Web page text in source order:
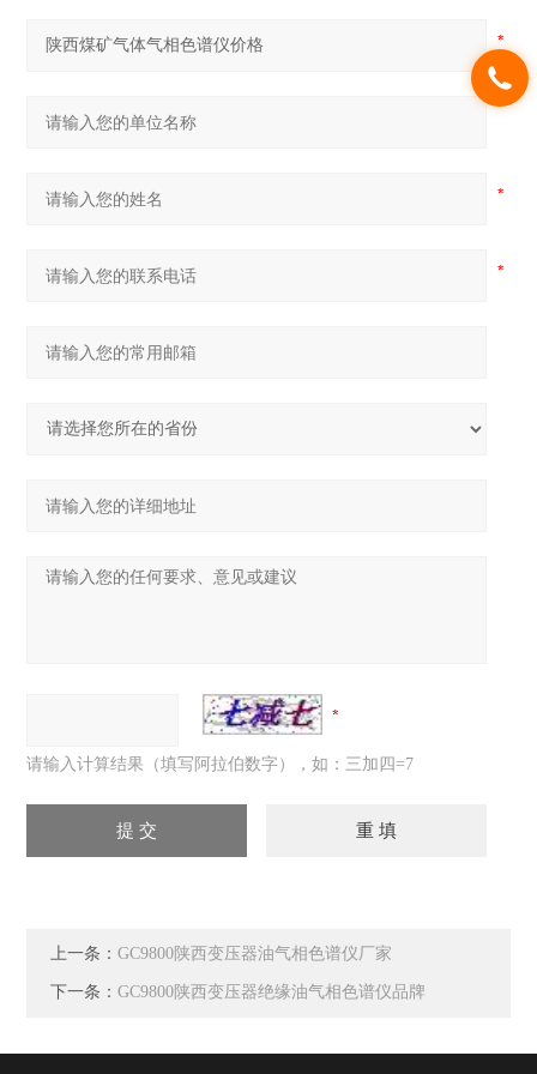
请输入计算结果（填写阿拉伯数字），如：三加四=7
上一条：GC9800陕西变压器油气相色谱仪厂家
下一条：GC9800陕西变压器绝缘油气相色谱仪品牌